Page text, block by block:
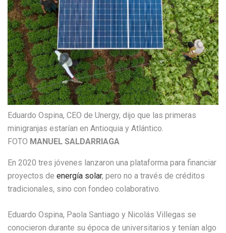
Eduardo Ospina, CEO de Unergy, dijo que las primeras
minigranjas estarían en Antioquia y Atlántico.
FOTO MANUEL SALDARRIAGA
En 2020 tres jóvenes lanzaron una plataforma para financiar
proyectos de energía solar, pero no a través de créditos
tradicionales, sino con fondeo colaborativo.
Eduardo Ospina, Paola Santiago y Nicolás Villegas se
conocieron durante su época de universitarios y tenían algo